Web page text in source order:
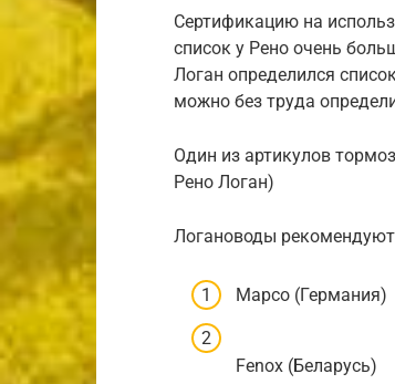
Сертификацию на
список у Рено очень
Логан определился
можно без труда
Один из артикулов
Рено Логан)
Логановоды
Mapco (Германия)
Fenox (Беларусь)